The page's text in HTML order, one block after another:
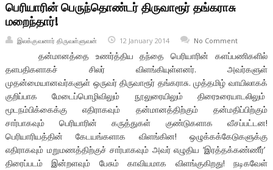
பெரியாரின் பெருந்தொண்டர் திருவாரூர் தங்கராசு
மறைந்தார்!
இலக்குவனார் திருவள்ளுவன் 12 January 2014 No Comment
தன்மானத்தை உணர்த்திய தந்தை பெரியாரின் களப்பணிகளில்
தளபதிகளாகச் சிலர் விளங்கியுள்ளனர். அவர்களுள்
முதன்மையானவர்களுள் ஒருவர் திருவாரூர் தங்கராசு. முத்தமிழ் வாயிலாகக்
குறிப்பாக மேடைப்பொழிவிலும் நூலுரையிலும் திரைஉரையாடலிலும்
மூடநம்பிக்கைக்கு எதிராகவும் தன்மானத்திற்கும் தன்மதிப்பிற்கும்
சார்பாகவும் பெரியாரின் கருத்துகள் குண்டுகளாக வீசப்பட்டன!
பெரியாரியத்தின் கேடயங்களாக விளங்கின! ஒழுக்கக்கேடுகளுக்கு
எதிராகவும் மறுமணத்திற்குச் சார்பாகவும் அவர் எழுதிய ‘இரத்தக்கண்ணீர்’
திரைப்படம் இன்றளவும் பேசும் காவியமாக விளங்குகிறது! நடிகவேள்